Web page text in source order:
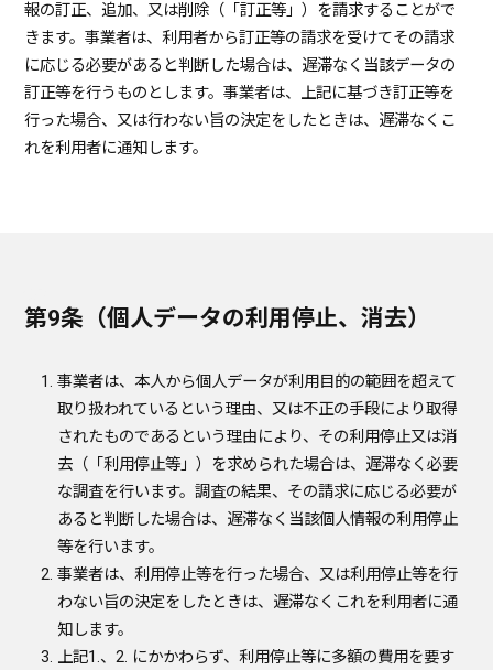
報の訂正、追加、又は削除（「訂正等」）を請求することがで
きます。事業者は、利用者から訂正等の請求を受けてその請求
に応じる必要があると判断した場合は、遅滞なく当該データの
訂正等を行うものとします。事業者は、上記に基づき訂正等を
行った場合、又は行わない旨の決定をしたときは、遅滞なくこ
れを利用者に通知します。
第9条（個人データの利用停止、消去）
事業者は、本人から個人データが利用目的の範囲を超えて
取り扱われているという理由、又は不正の手段により取得
されたものであるという理由により、その利用停止又は消
去（「利用停止等」）を求められた場合は、遅滞なく必要
な調査を行います。調査の結果、その請求に応じる必要が
あると判断した場合は、遅滞なく当該個人情報の利用停止
等を行います。
事業者は、利用停止等を行った場合、又は利用停止等を行
わない旨の決定をしたときは、遅滞なくこれを利用者に通
知します。
上記1.、2. にかかわらず、利用停止等に多額の費用を要す